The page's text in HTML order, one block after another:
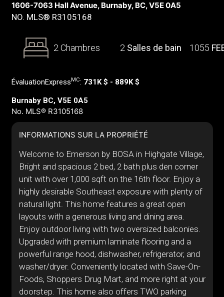
1606-7063 Hall Avenue, Burnaby, BC, V5E 0A5
NO. MLS® R3105168
2 Chambres 2 Salles de bain 1055
ÉvaluationExpress MC: 731K $ - 889K $
Burnaby BC, V5E 0A5
No. MLS® R3105168
INFORMATIONS SUR LA PROPRIÉTÉ
Welcome to Emerson by BOSA in Highgate Village,
Bright and spacious 2 bed, 2 bath plus den corner
unit with over 1,000 sqft on the 16th floor. Enjoy a
highly desirable Southeast exposure with plenty of
natural light. This home features a great open
layouts with a generous living and dining area.
Enjoy outdoor living with two oversized balconies.
Upgraded with premium laminate flooring and a
powerful range hood, dishwasher, refrigerator, and
washer/dryer. Conveniently located with Save-On-
Foods, Shoppers Drug Mart, and more right at your
doorstep. This home also offers TWO parking